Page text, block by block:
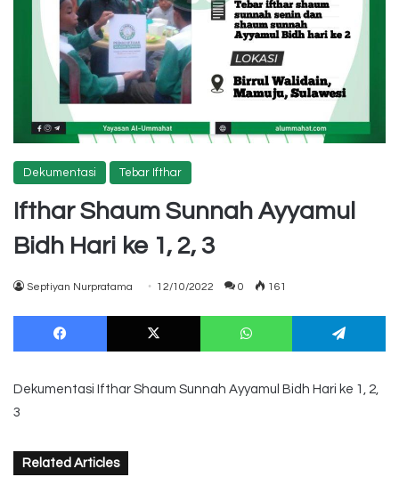
Dekumentasi Tebar Ifthar
Ifthar Shaum Sunnah Ayyamul
Bidh Hari ke 1, 2, 3
Septiyan Nurpratama 12/10/2022 0 161
Facebook X WhatsApp
Dekumentasi Ifthar Shaum Sunnah Ayyamul Bidh Hari ke 1, 2,
3
Related Articles